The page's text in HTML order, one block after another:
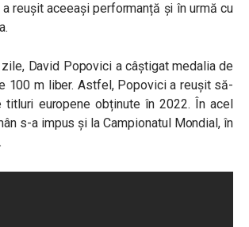
reușit aceeași performanță și în urmă cu
David Popovici a câștigat medalia de
100 m liber. Astfel, Popovici a reușit să-
titluri europene obținute în 2022. În acel
s-a impus și la Campionatul Mondial, în